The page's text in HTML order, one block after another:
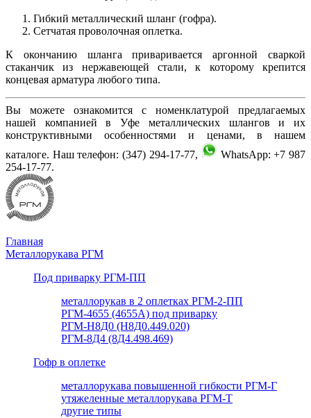
Гибкий металлический шланг (гофра).
Сетчатая проволочная оплетка.
К окончанию шланга приваривается аргонной сваркой
стаканчик из нержавеющей стали, к которому крепится
концевая арматура любого типа.
Вы можете ознакомится с номенклатурой предлагаемых
нашей компанией в Уфе металлических шлангов и их
конструктивными особенностями и ценами, в нашем
каталоге. Наш телефон: (347) 294-17-77,
WhatsApp: +7 987
254-17-77.
Главная
Металлорукава РГМ
Под приварку РГМ-ПП
металлорукав в 2 оплетках РГМ-2-ПП
РГМ-4655 (4655А) под приварку
РГМ-Н8Д0 (Н8Д0.449.020)
РГМ-8Д4 (8Д4.498.469)
Гофр в оплетке
металлорукава повышенной гибкости РГМ-Г
утяжеленные металлорукава РГМ-Т
другие типы